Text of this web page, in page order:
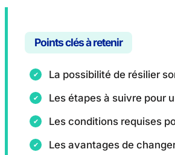
Points clés à retenir
La possibilité de résilier
Les étapes à suivre pour
Les conditions requises
Les avantages de changer